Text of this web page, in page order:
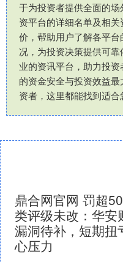
于为投资者提供全面的
资平台的详细名单及相
价，帮助用户了解各平
况，为投资决策提供可
业的资讯平台，助力投
的资金安全与投资效益
资者，这里都能找到适合
鼎合网官网 罚超
类评级未改：华安
漏洞待补，短期扭
心压力